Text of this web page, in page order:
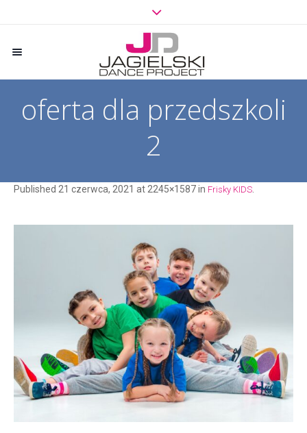
oferta dla przedszkoli
2
Published 21 czerwca, 2021 at 2245×1587 in Frisky KIDS